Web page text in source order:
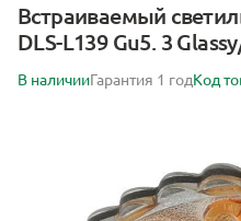
Встраиваемый
DLS-L139 Gu5. 3
В наличииГарантия 1 годКод